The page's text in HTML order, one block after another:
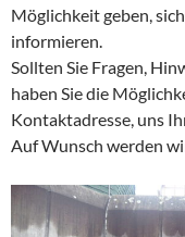
Möglichkeit geben,
informieren.
Sollten Sie Fragen,
haben Sie die
Kontaktadresse, uns
Auf Wunsch werden